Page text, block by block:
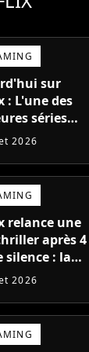
sur
: L'une des
séries
de tous les
avec 6 saisons
2026
relance une
après 4
silence : la
1 avait atteint
79 millions de
2026